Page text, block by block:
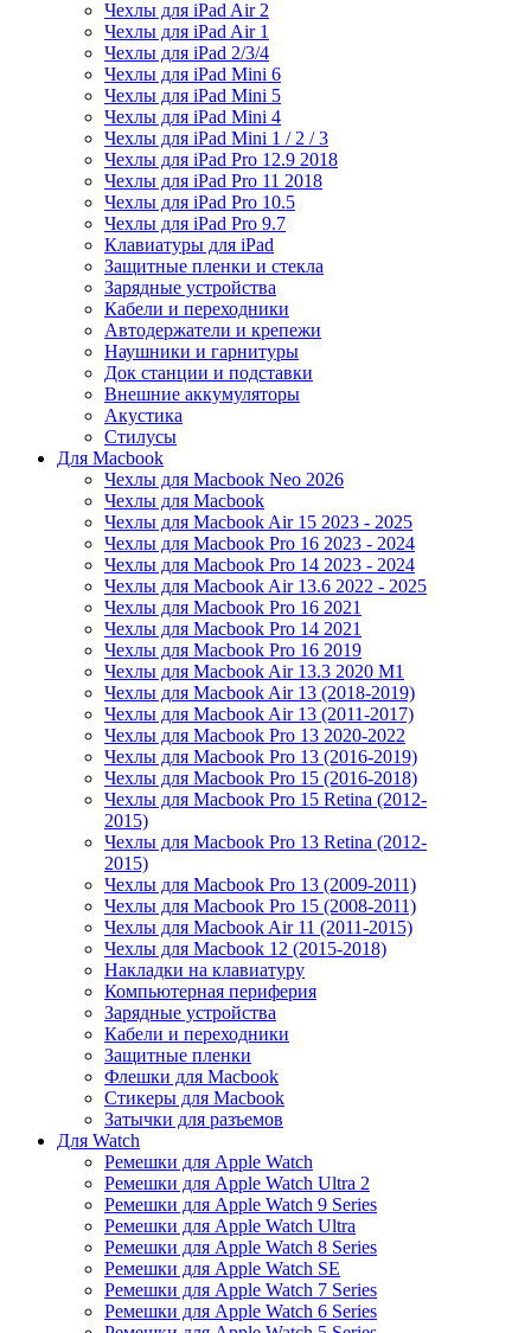
Чехлы для iPad Air 2
Чехлы для iPad Air 1
Чехлы для iPad 2/3/4
Чехлы для iPad Mini 6
Чехлы для iPad Mini 5
Чехлы для iPad Mini 4
Чехлы для iPad Mini 1 / 2 / 3
Чехлы для iPad Pro 12.9 2018
Чехлы для iPad Pro 11 2018
Чехлы для iPad Pro 10.5
Чехлы для iPad Pro 9.7
Клавиатуры для iPad
Защитные пленки и стекла
Зарядные устройства
Кабели и переходники
Автодержатели и крепежи
Наушники и гарнитуры
Док станции и подставки
Внешние аккумуляторы
Акустика
Стилусы
Для Macbook
Чехлы для Macbook Neo 2026
Чехлы для Macbook
Чехлы для Macbook Air 15 2023 - 2025
Чехлы для Macbook Pro 16 2023 - 2024
Чехлы для Macbook Pro 14 2023 - 2024
Чехлы для Macbook Air 13.6 2022 - 2025
Чехлы для Macbook Pro 16 2021
Чехлы для Macbook Pro 14 2021
Чехлы для Macbook Pro 16 2019
Чехлы для Macbook Air 13.3 2020 M1
Чехлы для Macbook Air 13 (2018-2019)
Чехлы для Macbook Air 13 (2011-2017)
Чехлы для Macbook Pro 13 2020-2022
Чехлы для Macbook Pro 13 (2016-2019)
Чехлы для Macbook Pro 15 (2016-2018)
Чехлы для Macbook Pro 15 Retina (2012-
2015)
Чехлы для Macbook Pro 13 Retina (2012-
2015)
Чехлы для Macbook Pro 13 (2009-2011)
Чехлы для Macbook Pro 15 (2008-2011)
Чехлы для Macbook Air 11 (2011-2015)
Чехлы для Macbook 12 (2015-2018)
Накладки на клавиатуру
Компьютерная периферия
Зарядные устройства
Кабели и переходники
Защитные пленки
Флешки для Macbook
Стикеры для Macbook
Затычки для разъемов
Для Watch
Ремешки для Apple Watch
Ремешки для Apple Watch Ultra 2
Ремешки для Apple Watch 9 Series
Ремешки для Apple Watch Ultra
Ремешки для Apple Watch 8 Series
Ремешки для Apple Watch SE
Ремешки для Apple Watch 7 Series
Ремешки для Apple Watch 6 Series